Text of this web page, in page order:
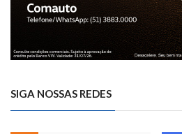
SIGA NOSSAS REDES